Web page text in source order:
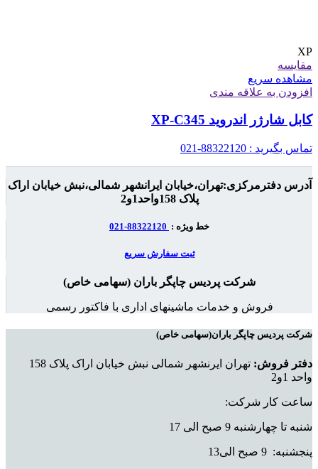
XP
مقایسه
مشاهده سریع
افزودن به علاقه مندی
کابل شارژر اندروید XP-C345
تماس بگیرید : 88322120-021
آدرس دفترمرکزی:تهران،خیابان ایرانشهر شمالی،نبش خیابان اراک
پلاک 158واحد1و2
خط ویژه :
ثبت سفارش سریع
شرکت پردیس چاپگر باران (سهامی خاص)
فروش و خدمات ماشینهای اداری با فاکتور رسمی
شرکت پردیس چاپگر باران(سهامی خاص)
دفتر فروش:
تهران ایرنشهر شمالی نبش خیابان اراک پلاک 158
واحد 1و2
ساعت کار شرکت:
شنبه تا چهارشنبه 9 صبح الی 17
پنجشنبه: 9 صبح الی13